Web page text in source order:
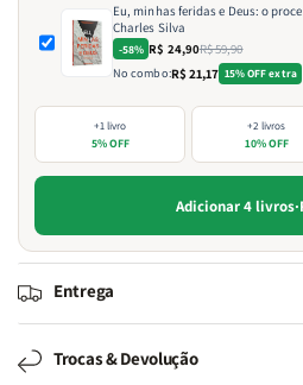
Eu, minhas feridas e Deus: o
Charles Silva
-58% R$ 24,90R$ 59,90
No combo:R$ 21,17 15% OFF extra
+1 livro
5% OFF
+2 livros
10% OFF
Adicionar 4 livros·
Entrega
Trocas & Devolução